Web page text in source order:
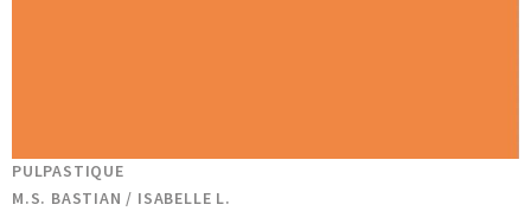
PULPASTIQUE
M.S. BASTIAN / ISABELLE L.